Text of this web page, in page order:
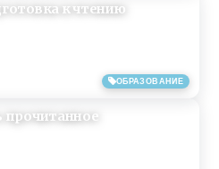
ОБРАЗОВАНИЕ
к чтению
прочитанное